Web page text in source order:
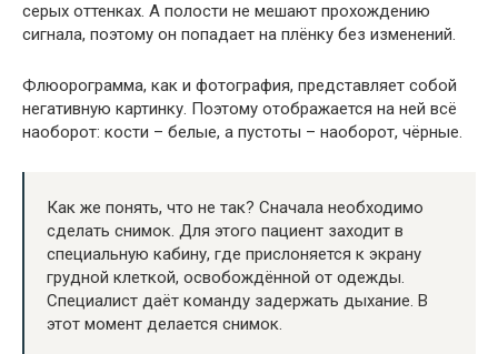
серых оттенках. А полости не мешают прохождению
сигнала, поэтому он попадает на плёнку без изменений.
Флюорограмма, как и фотография, представляет собой
негативную картинку. Поэтому отображается на ней всё
наоборот: кости – белые, а пустоты – наоборот, чёрные.
Как же понять, что не так? Сначала необходимо
сделать снимок. Для этого пациент заходит в
специальную кабину, где прислоняется к экрану
грудной клеткой, освобождённой от одежды.
Специалист даёт команду задержать дыхание. В
этот момент делается снимок.